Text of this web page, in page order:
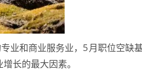
业和商业服务业，5月职位空缺
长的最大因素。